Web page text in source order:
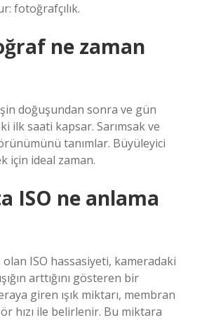
fotoğrafçılık.
ne zaman
doğuşundan sonra ve gün
ilk saati kapsar. Sarımsak ve
tanımlar. Büyüleyici
için ideal zaman.
ISO ne anlama
ISO hassasiyeti, kameradaki
arttığını gösteren bir
giren ışık miktarı, membran
hızı ile belirlenir. Bu miktara